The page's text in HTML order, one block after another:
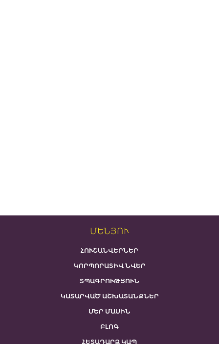
ՄԵՆՅՈՒ
ՀՈՒՇԱՆՎԵՐՆԵՐ
ԿՈՐՊՈՐԱՏԻՎ ՆՎԵՐ
ՏՊԱԳՐՈՒԹՅՈՒՆ
ԿԱՏԱՐՎԱԾ ԱՇԽԱՏԱՆՔՆԵՐ
ՄԵՐ ՄԱՍԻՆ
ԲԼՈԳ
ՀԵՏԱԴԱՐՁ ԿԱՊ